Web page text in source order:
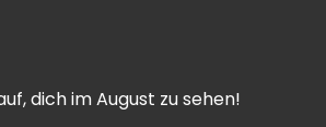
dich im August zu sehen!